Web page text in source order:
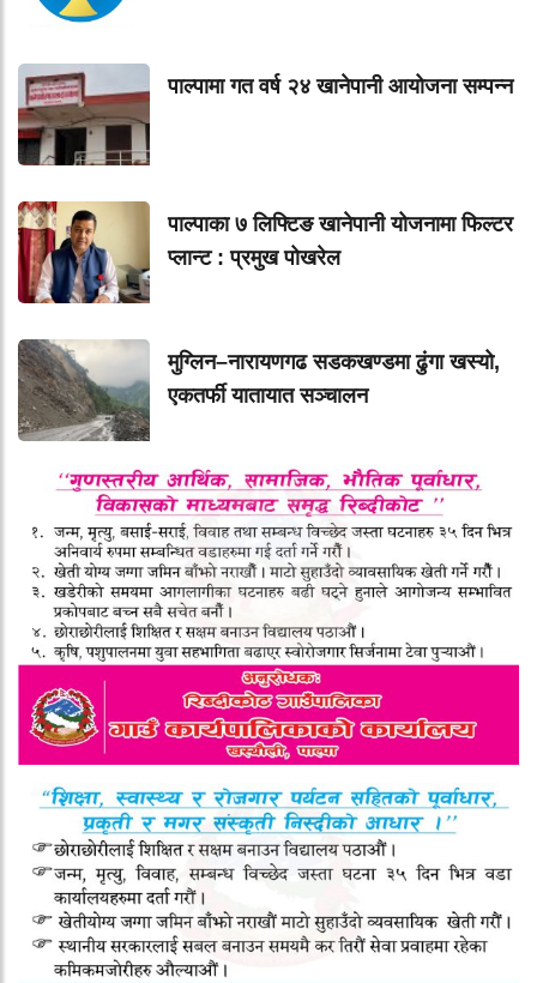
पाल्पामा गत वर्ष २४ खानेपानी आयोजना सम्पन्न
पाल्पाका ७ लिफ्टिङ खानेपानी योजनामा फिल्टर
प्लान्ट : प्रमुख पोखरेल
मुग्लिन–नारायणगढ सडकखण्डमा ढुंगा खस्यो,
एकतर्फी यातायात सञ्चालन